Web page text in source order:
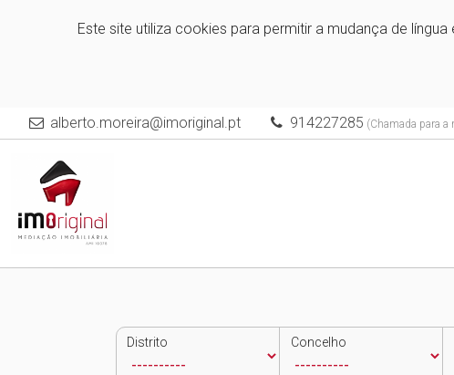
Este site utiliza cookies para permitir a mudança de
alberto.moreira@imoriginal.pt 914227285 (Chamada para a
Distrito Concelho